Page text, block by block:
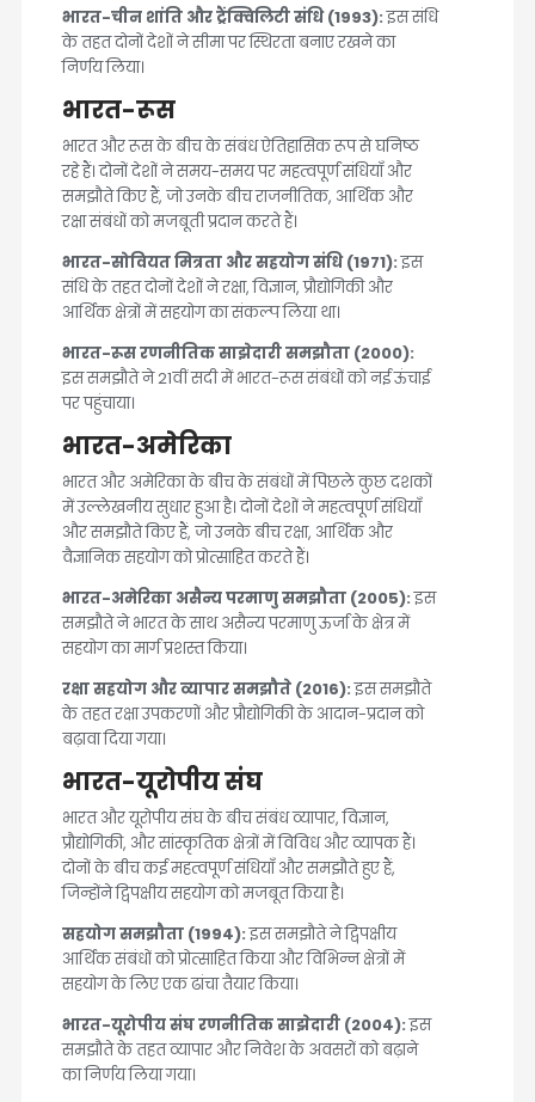
भारत-चीन शांति और ट्रैंक्विलिटी संधि (1993):इस संधि
के तहत दोनों देशों ने सीमा पर स्थिरता बनाए रखने का
निर्णय लिया।
भारत-रूस
भारत और रूस के बीच के संबंध ऐतिहासिक रूप से घनिष्ठ
रहे हैं। दोनों देशों ने समय-समय पर महत्वपूर्ण संधियाँ और
समझौते किए हैं, जो उनके बीच राजनीतिक, आर्थिक और
रक्षा संबंधों को मजबूती प्रदान करते हैं।
भारत-सोवियत मित्रता और सहयोग संधि (1971):इस
संधि के तहत दोनों देशों ने रक्षा, विज्ञान, प्रौद्योगिकी और
आर्थिक क्षेत्रों में सहयोग का संकल्प लिया था।
भारत-रूस रणनीतिक साझेदारी समझौता (2000):
इस समझौते ने 21वीं सदी में भारत-रूस संबंधों को नई ऊंचाई
पर पहुंचाया।
भारत-अमेरिका
भारत और अमेरिका के बीच के संबंधों में पिछले कुछ दशकों
में उल्लेखनीय सुधार हुआ है। दोनों देशों ने महत्वपूर्ण संधियाँ
और समझौते किए हैं, जो उनके बीच रक्षा, आर्थिक और
वैज्ञानिक सहयोग को प्रोत्साहित करते हैं।
भारत-अमेरिका असैन्य परमाणु समझौता (2005):इस
समझौते ने भारत के साथ असैन्य परमाणु ऊर्जा के क्षेत्र में
सहयोग का मार्ग प्रशस्त किया।
रक्षा सहयोग और व्यापार समझौते (2016):इस समझौते
के तहत रक्षा उपकरणों और प्रौद्योगिकी के आदान-प्रदान को
बढ़ावा दिया गया।
भारत-यूरोपीय संघ
भारत और यूरोपीय संघ के बीच संबंध व्यापार, विज्ञान,
प्रौद्योगिकी, और सांस्कृतिक क्षेत्रों में विविध और व्यापक हैं।
दोनों के बीच कई महत्वपूर्ण संधियाँ और समझौते हुए हैं,
जिन्होंने द्विपक्षीय सहयोग को मजबूत किया है।
सहयोग समझौता (1994):इस समझौते ने द्विपक्षीय
आर्थिक संबंधों को प्रोत्साहित किया और विभिन्न क्षेत्रों में
सहयोग के लिए एक ढांचा तैयार किया।
भारत-यूरोपीय संघ रणनीतिक साझेदारी (2004):इस
समझौते के तहत व्यापार और निवेश के अवसरों को बढ़ाने
का निर्णय लिया गया।